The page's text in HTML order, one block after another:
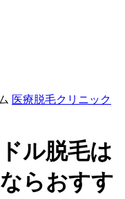
医療脱毛クリニック
ル脱毛は
らおすす